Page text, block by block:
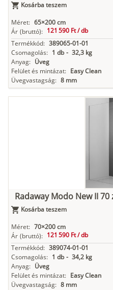
Kosárba teszem
Méret: 65×200 cm
Ár (bruttó): 121 590 Ft /db
Termékkód: 389065-01-01
Csomagolás: 1 db - 32,3 kg
Anyag: Üveg
Felület és mintázat: Easy Clean
Üvegvastagság: 8 mm
Radaway Modo New II
Kosárba teszem
Méret: 70×200 cm
Ár (bruttó): 121 590 Ft /db
Termékkód: 389074-01-01
Csomagolás: 1 db - 34,2 kg
Anyag: Üveg
Felület és mintázat: Easy Clean
Üvegvastagság: 8 mm